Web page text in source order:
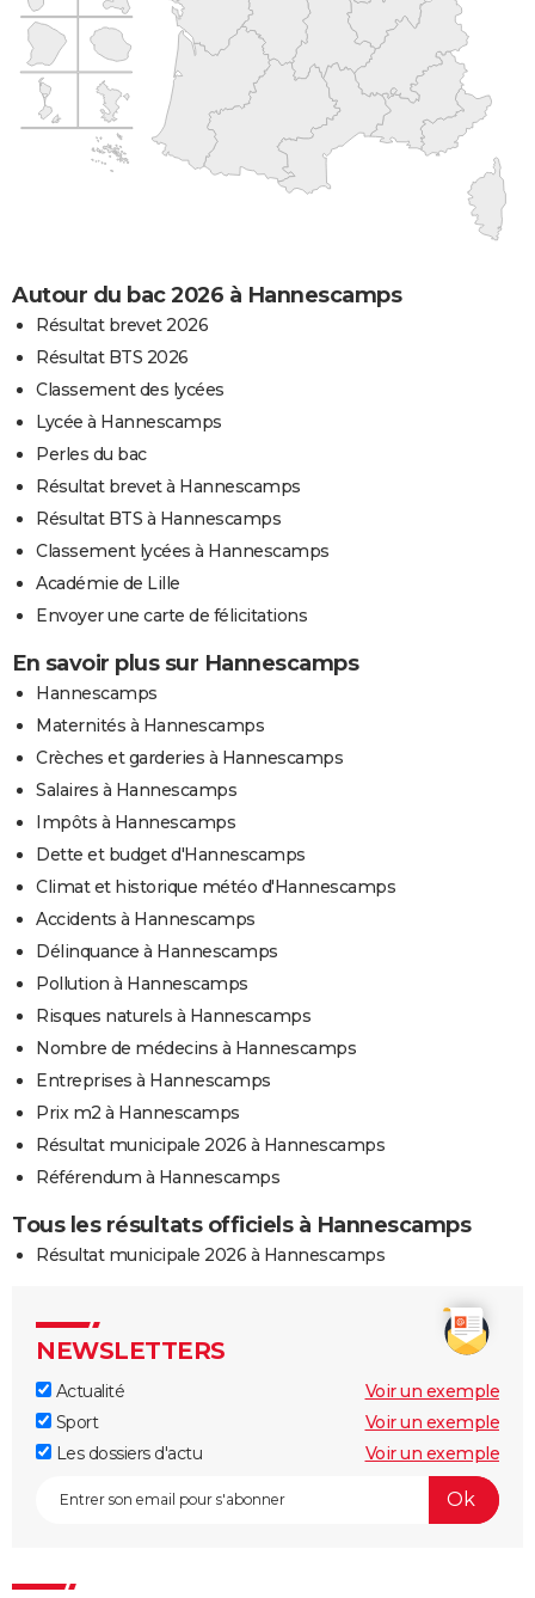
Autour du bac 2026 à Hannescamps
Résultat brevet 2026
Résultat BTS 2026
Classement des lycées
Lycée à Hannescamps
Perles du bac
Résultat brevet à Hannescamps
Résultat BTS à Hannescamps
Classement lycées à Hannescamps
Académie de Lille
Envoyer une carte de félicitations
En savoir plus sur Hannescamps
Hannescamps
Maternités à Hannescamps
Crèches et garderies à Hannescamps
Salaires à Hannescamps
Impôts à Hannescamps
Dette et budget d'Hannescamps
Climat et historique météo d'Hannescamps
Accidents à Hannescamps
Délinquance à Hannescamps
Pollution à Hannescamps
Risques naturels à Hannescamps
Nombre de médecins à Hannescamps
Entreprises à Hannescamps
Prix m2 à Hannescamps
Résultat municipale 2026 à Hannescamps
Référendum à Hannescamps
Tous les résultats officiels à Hannescamps
Résultat municipale 2026 à Hannescamps
NEWSLETTERS
Actualité
Voir un exemple
Sport
Voir un exemple
Les dossiers d'actu
Voir un exemple